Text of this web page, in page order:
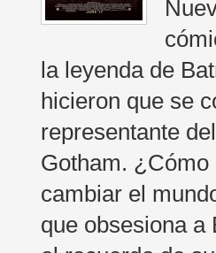
la leyenda de
hicieron que se
representante
Gotham. ¿Cómo
cambiar el
que obsesiona a